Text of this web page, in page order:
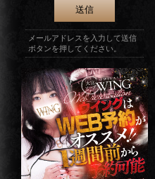
メールアドレスを入力して送信
ボタンを押してください。